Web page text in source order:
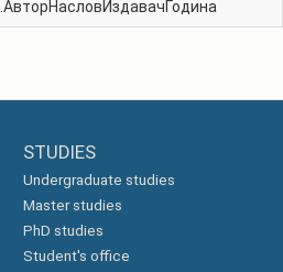
АвторНасловИздавачГодина
STUDIES
Undergraduate studies
Master studies
PhD studies
Student's office